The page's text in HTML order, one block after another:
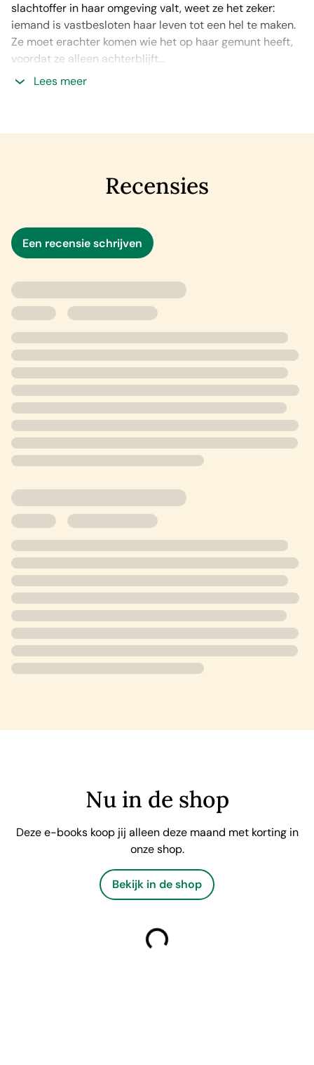
slachtoffer in haar omgeving valt, weet ze het zeker:
iemand is vastbesloten haar leven tot een hel te maken.
Ze moet erachter komen wie het op haar gemunt heeft,
voordat ze alleen achterblijft…
Lees meer
Recensies
Een recensie schrijven
Nu in de shop
Deze e-books koop jij alleen deze maand met korting in
onze shop.
Bekijk in de shop
laden